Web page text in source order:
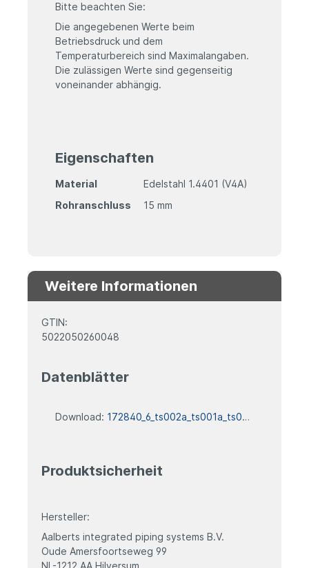
Bitte beachten Sie:
Die angegebenen Werte beim
Betriebsdruck und dem
Temperaturbereich sind Maximalangaben.
Die zulässigen Werte sind gegenseitig
voneinander abhängig.
Eigenschaften
Material
Edelstahl 1.4401 (V4A)
Rohranschluss
15 mm
Weitere Informationen
GTIN:
5022050260048
Datenblätter
Download: 172840_6_ts002a_ts001a_ts090_ts092_ts041_datenblatt
Produktsicherheit
Hersteller:
Aalberts integrated piping systems B.V.
Oude Amersfoortseweg 99
NL-1212 AA Hilversum